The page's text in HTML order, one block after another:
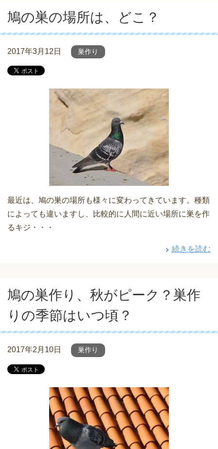
鳩の巣の場所は、どこ？
2017年3月12日 巣作り
最近は、鳩の巣の場所も様々に変わってきています。種類
によっても違いますし、比較的に人間に近い場所に巣を作
るキジ・・・
続きを読む
鳩の巣作り、秋がピーク？巣作
りの季節はいつ頃？
2017年2月10日 巣作り